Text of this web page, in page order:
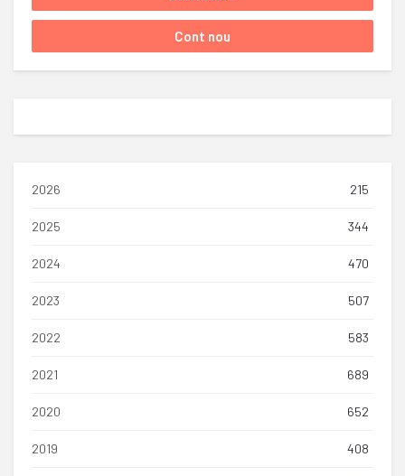
2026 215
2025 344
2024 470
2023 507
2022 583
2021 689
2020 652
2019 408